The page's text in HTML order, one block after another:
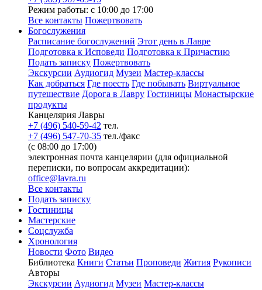
Режим работы: с 10:00 до 17:00
Все контакты Пожертвовать
Богослужения
Расписание богослужений Этот день в Лавре
Подготовка к Исповеди Подготовка к Причастию
Подать записку Пожертвовать
Экскурсии Аудиогид Музеи Мастер-классы
Как добраться Где поесть Где побывать Виртуальное
путешествие Дорога в Лавру Гостиницы Монастырские
продукты
Канцелярия Лавры
+7 (496) 540-59-42 тел.
+7 (496) 547-70-35 тел./факс
(с 08:00 до 17:00)
электронная почта канцелярии (для официальной
переписки, по вопросам аккредитации):
office@lavra.ru
Все контакты
Подать записку
Гостиницы
Мастерские
Соцслужба
Хронология
Новости Фото Видео
Библиотека Книги Статьи Проповеди Жития Рукописи
Авторы
Экскурсии Аудиогид Музеи Мастер-классы